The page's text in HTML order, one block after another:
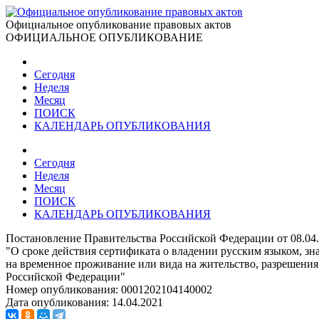
Официальное опубликование правовых актов
ОФИЦИАЛЬНОЕ ОПУБЛИКОВАНИЕ
Сегодня
Неделя
Месяц
ПОИСК
КАЛЕНДАРЬ ОПУБЛИКОВАНИЯ
Сегодня
Неделя
Месяц
ПОИСК
КАЛЕНДАРЬ ОПУБЛИКОВАНИЯ
Постановление Правительства Российской Федерации от
"О сроке действия сертификата о владении русским языком,
на временное проживание или вида на жительство,
Российской Федерации"
Номер опубликования: 0001202104140002
Дата опубликования: 14.04.2021